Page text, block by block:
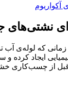
نشتی‌های
که لوله‌ی
قبل از